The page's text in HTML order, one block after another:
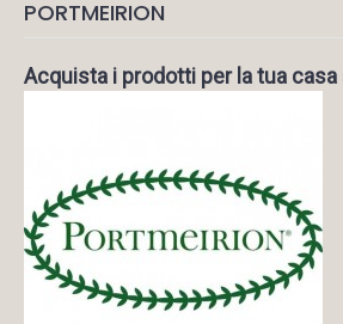
PORTMEIRION
Acquista i prodotti per la tua casa